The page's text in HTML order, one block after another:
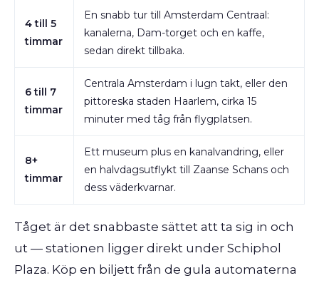
4 till 5
timmar
En snabb tur till Amsterdam Centraal:
kanalerna, Dam-torget och en kaffe,
sedan direkt tillbaka.
6 till 7
timmar
Centrala Amsterdam i lugn takt, eller den
pittoreska staden Haarlem, cirka 15
minuter med tåg från flygplatsen.
8+
timmar
Ett museum plus en kanalvandring, eller
en halvdagsutflykt till Zaanse Schans och
dess väderkvarnar.
Tåget är det snabbaste sättet att ta sig in och
ut — stationen ligger direkt under Schiphol
Plaza. Köp en biljett från de gula automaterna